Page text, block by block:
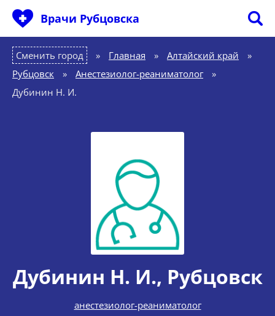
Врачи Рубцовска
Сменить город Главная » Алтайский край
»
Рубцовск
» Анестезиолог-реаниматолог
»
Дубинин Н. И.
Дубинин Н. И., Рубцовск
анестезиолог-реаниматолог